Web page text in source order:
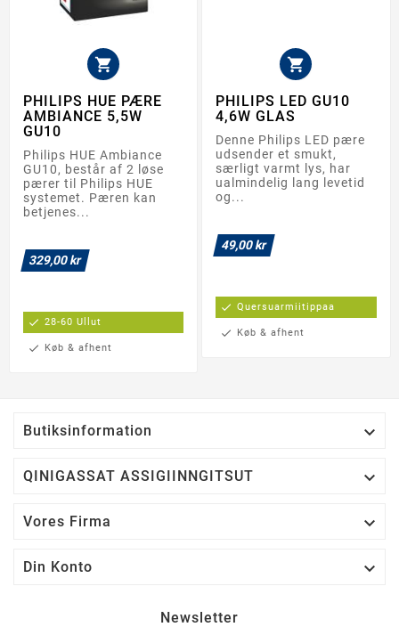

PHILIPS HUE PÆRE
AMBIANCE 5,5W
GU10
Philips HUE Ambiance
GU10, består af 2 løse
pærer til Philips HUE
systemet. Pæren kan
betjenes...
329,00 kr
check 28-60 Ullut
check Køb & afhent

PHILIPS LED GU10
4,6W GLAS
Denne Philips LED pære
udsender et smukt,
særligt varmt lys, har
ualmindelig lang levetid
og...
49,00 kr
check Quersuarmiitippaa
check Køb & afhent
Butiksinformation 
QINIGASSAT ASSIGIINNGITSUT 
Vores Firma 
Din Konto 
Newsletter